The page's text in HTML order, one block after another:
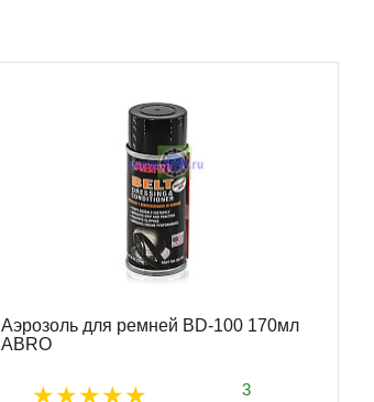
Аэрозоль для ремней BD-100 170мл
ABRO
3